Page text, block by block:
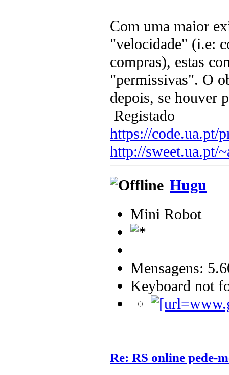
Com uma maior
"velocidade" (i.e:
compras), estas
"permissivas". O
depois, se houver
Registado
https://code.ua.pt/
http://sweet.ua.pt/
Hugu
Mini Robot
Mensagens:
Keyboard not
Re: RS online pede-